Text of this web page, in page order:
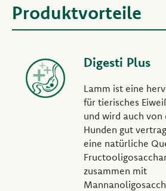
Produktvorteile
Digesti Plus
Lamm ist eine
für tierisches
und wird auch
Hunden gut
eine natürliche
zusammen mit